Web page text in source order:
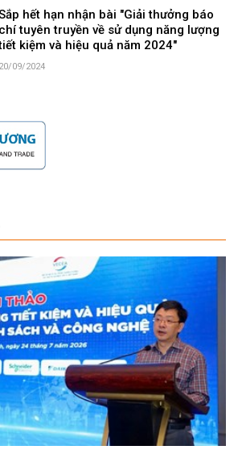
hết hạn nhận bài "Giải thưởng báo
chí tuyên truyền về sử dụng năng lượng
kiệm và hiệu quả năm 2024"
20/09/2024